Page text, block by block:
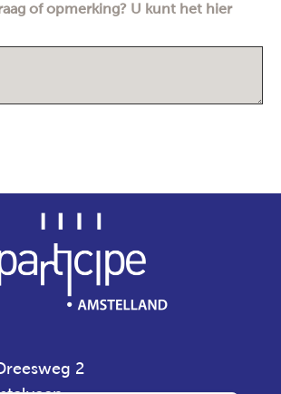
of opmerking? U kunt het hier
2